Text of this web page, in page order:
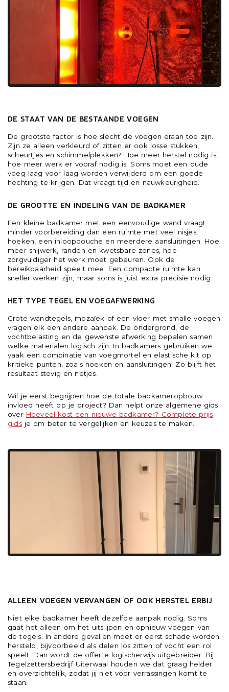
WAT BEPAALT DE KOSTEN VAN VOEGEN
DE STAAT VAN DE BESTAANDE VOEGEN
De grootste factor is hoe slecht de voegen eraan toe zijn.
Zijn ze alleen verkleurd of zitten er ook losse stukken,
scheurtjes en schimmelplekken? Hoe meer herstel nodig is,
hoe meer werk er vooraf nodig is. Soms moet een oude
voeg laag voor laag worden verwijderd om een goede
hechting te krijgen. Dat vraagt tijd en nauwkeurigheid.
DE GROOTTE EN INDELING VAN DE BADKAMER
Een kleine badkamer met een eenvoudige wand vraagt
minder voorbereiding dan een ruimte met veel nisjes,
hoeken, een inloopdouche en meerdere aansluitingen. Hoe
meer snijwerk, randen en kwetsbare zones, hoe
zorgvuldiger het werk moet gebeuren. Ook de
bereikbaarheid speelt mee. Een compacte ruimte kan
sneller werken zijn, maar soms is juist extra precisie nodig.
HET TYPE TEGEL EN VOEGAFWERKING
Grote wandtegels, mozaïek of een vloer met smalle voegen
vragen elk een andere aanpak. De ondergrond, de
vochtbelasting en de gewenste afwerking bepalen samen
welke materialen logisch zijn. In badkamers gebruiken we
vaak een combinatie van voegmortel en elastische kit op
kritieke punten, zoals hoeken en aansluitingen. Zo blijft het
resultaat stevig en netjes.
Wil je eerst begrijpen hoe de totale badkameropbouw
invloed heeft op je project? Dan helpt onze algemene gids
over Hoeveel kost een nieuwe badkamer? Complete prijs
gidsje om beter te vergelijken en keuzes te maken.
ALLEEN VOEGEN VERVANGEN OF OOK HERSTEL ERBIJ
Niet elke badkamer heeft dezelfde aanpak nodig. Soms
gaat het alleen om het uitslijpen en opnieuw voegen van
de tegels. In andere gevallen moet er eerst schade worden
hersteld, bijvoorbeeld als delen los zitten of vocht een rol
speelt. Dan wordt de offerte logischerwijs uitgebreider. Bij
Tegelzettersbedrijf Uiterwaal houden we dat graag helder
en overzichtelijk, zodat jij niet voor verrassingen komt te
staan.